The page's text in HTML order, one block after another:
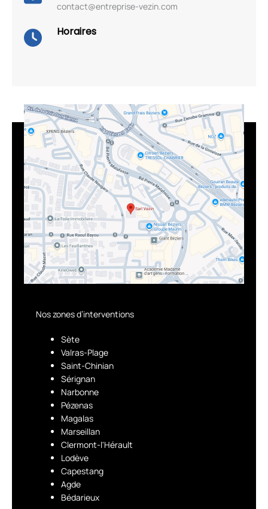
contact@entreprise-vezin.com
Horaires
Nos zones d’interventions
Sète
Valras-Plage
Saint-Chinian
Sérignan
Narbonne
Pézenas
Magalas
Marseillan
Clermont-l'Hérault
Lodève
Capestang
Agde
Bédarieux